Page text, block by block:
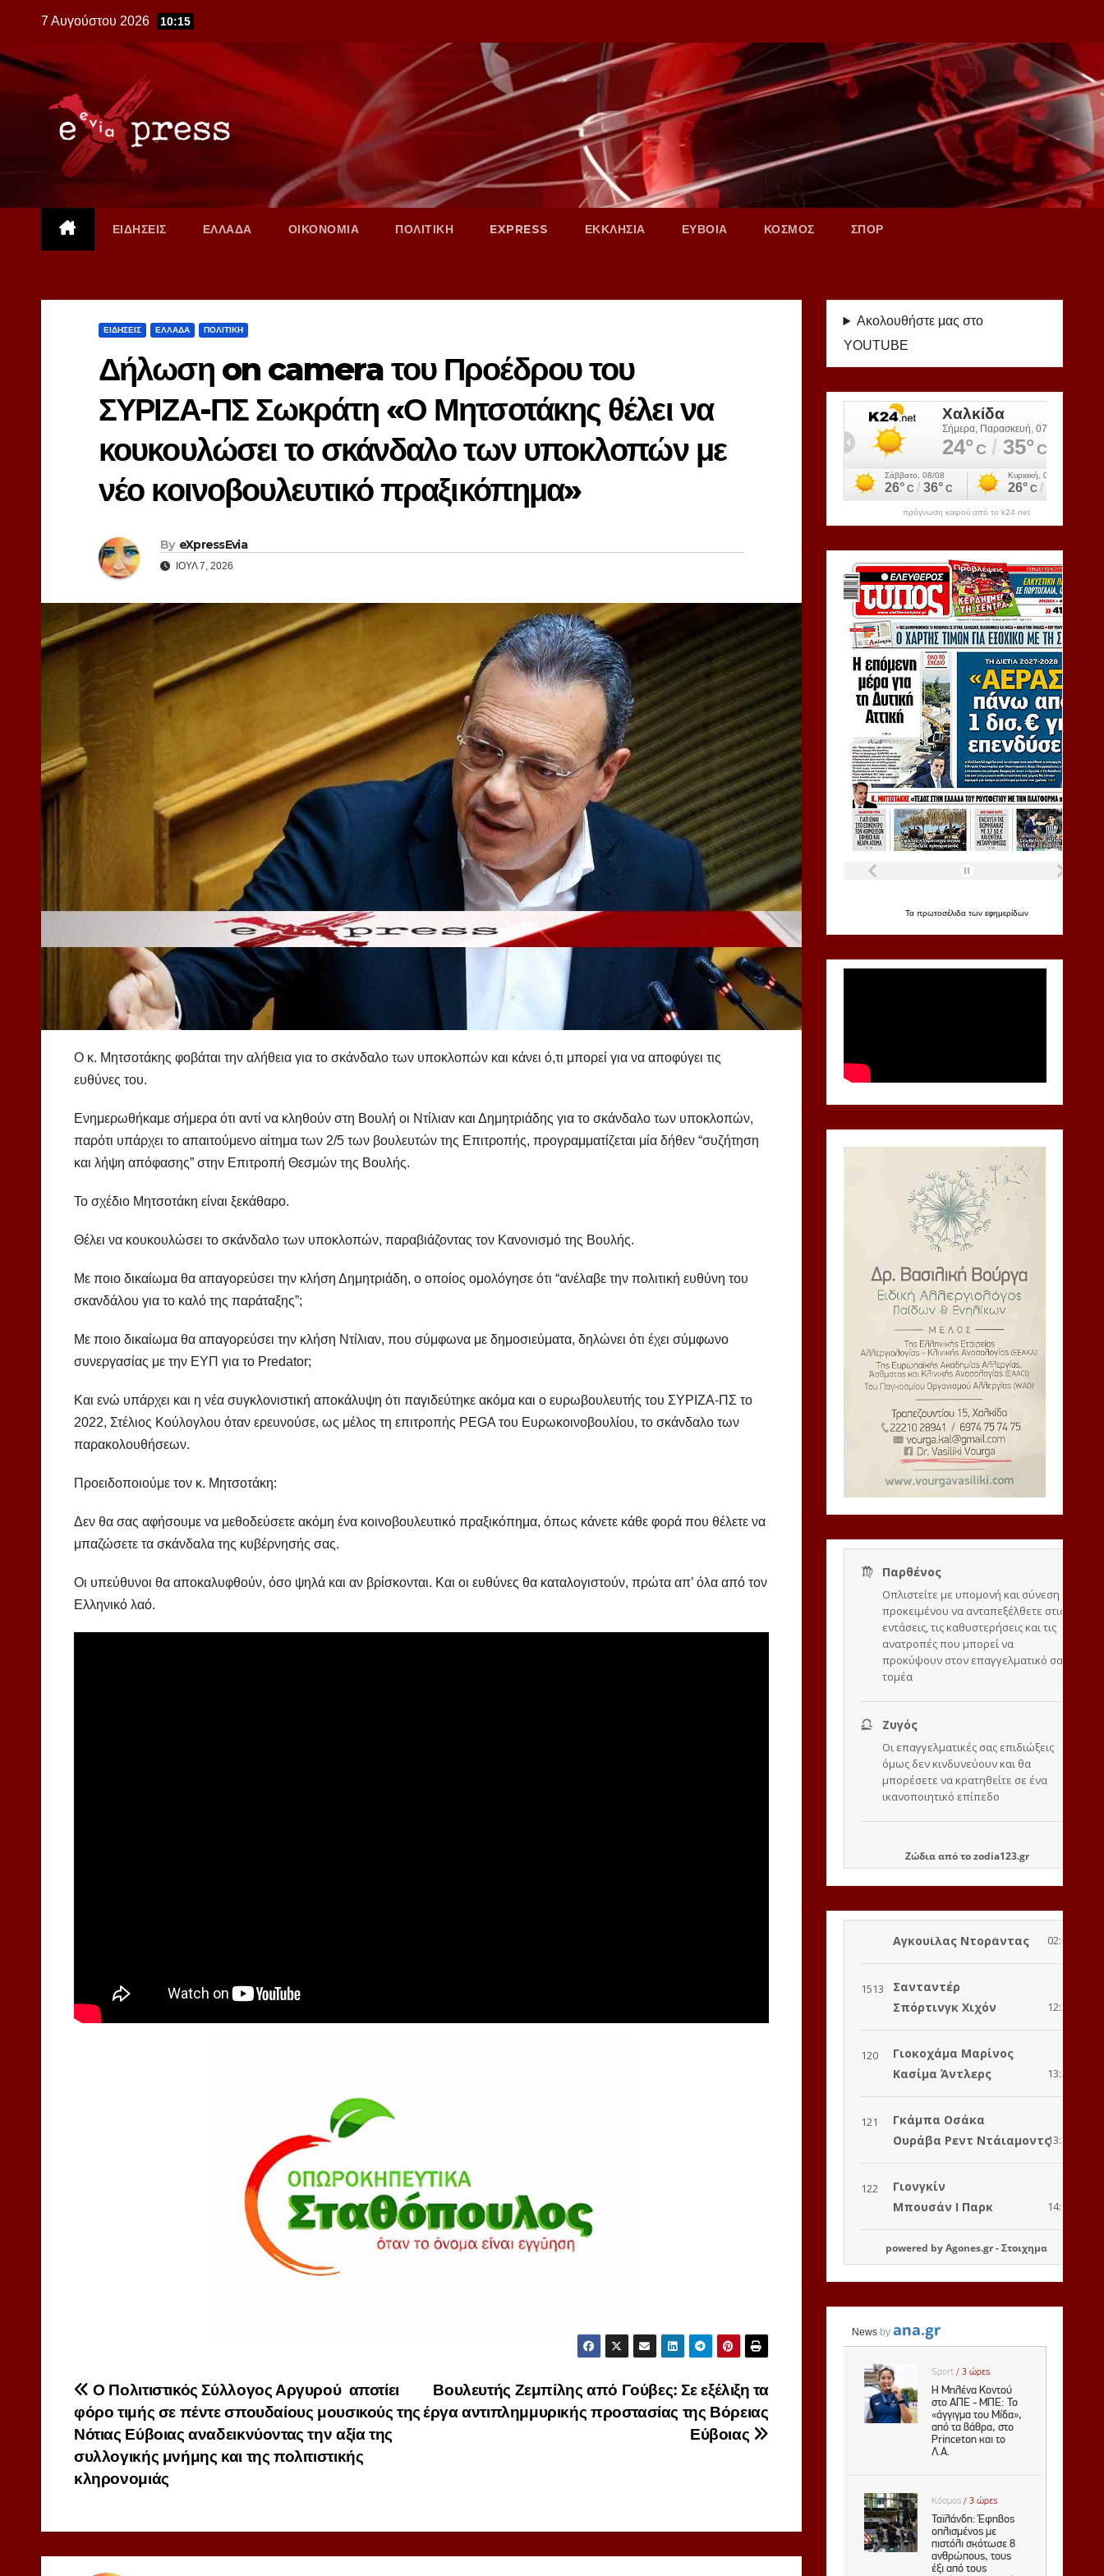
content
7 Αυγούστου 2026 10:15
ΕΙΔΗΣΕΙΣ ΕΛΛΑΔΑ ΟΙΚΟΝΟΜΙΑ ΠΟΛΙΤΙΚΗ EXPRESS ΕΚΚΛΗΣΙΑ ΕΥΒΟΙΑ ΚΟΣΜΟΣ ΣΠΟΡ
ΕΙΔΗΣΕΙΣ ΕΛΛΑΔΑ ΠΟΛΙΤΙΚΗ
Δήλωση on camera του Προέδρου του
ΣΥΡΙΖΑ-ΠΣ Σωκράτη «Ο Μητσοτάκης θέλει να
κουκουλώσει το σκάνδαλο των υποκλοπών με
νέο κοινοβουλευτικό πραξικόπημα»
By eXpressEvia
ΙΟΎΛ 7, 2026
Ο κ. Μητσοτάκης φοβάται την αλήθεια για το σκάνδαλο των υποκλοπών και κάνει ό,τι μπορεί για να αποφύγει τις
ευθύνες του.
Ενημερωθήκαμε σήμερα ότι αντί να κληθούν στη Βουλή οι Ντίλιαν και Δημητριάδης για το σκάνδαλο των υποκλοπών,
παρότι υπάρχει το απαιτούμενο αίτημα των 2/5 των βουλευτών της Επιτροπής, προγραμματίζεται μία δήθεν “συζήτηση
και λήψη απόφασης” στην Επιτροπή Θεσμών της Βουλής.
Το σχέδιο Μητσοτάκη είναι ξεκάθαρο.
Θέλει να κουκουλώσει το σκάνδαλο των υποκλοπών, παραβιάζοντας τον Κανονισμό της Βουλής.
Με ποιο δικαίωμα θα απαγορεύσει την κλήση Δημητριάδη, ο οποίος ομολόγησε ότι “ανέλαβε την πολιτική ευθύνη του
σκανδάλου για το καλό της παράταξης”;
Με ποιο δικαίωμα θα απαγορεύσει την κλήση Ντίλιαν, που σύμφωνα με δημοσιεύματα, δηλώνει ότι έχει σύμφωνο
συνεργασίας με την ΕΥΠ για το Predator;
Και ενώ υπάρχει και η νέα συγκλονιστική αποκάλυψη ότι παγιδεύτηκε ακόμα και ο ευρωβουλευτής του ΣΥΡΙΖΑ-ΠΣ το
2022, Στέλιος Κούλογλου όταν ερευνούσε, ως μέλος τη επιτροπής PEGA του Ευρωκοινοβουλίου, το σκάνδαλο των
παρακολουθήσεων.
Προειδοποιούμε τον κ. Μητσοτάκη:
Δεν θα σας αφήσουμε να μεθοδεύσετε ακόμη ένα κοινοβουλευτικό πραξικόπημα, όπως κάνετε κάθε φορά που θέλετε να
μπαζώσετε τα σκάνδαλα της κυβέρνησής σας.
Οι υπεύθυνοι θα αποκαλυφθούν, όσο ψηλά και αν βρίσκονται. Και οι ευθύνες θα καταλογιστούν, πρώτα απ’ όλα από τον
Ελληνικό λαό.
Πλοήγηση
άρθρων
Βουλευτής Ζεμπίλης από Γούβες: Σε εξέλιξη τα
έργα αντιπλημμυρικής προστασίας της Βόρειας
Εύβοιας
Ο Πολιτιστικός Σύλλογος Αργυρού αποτίει
φόρο τιμής σε πέντε σπουδαίους μουσικούς της
Νότιας Εύβοιας αναδεικνύοντας την αξία της
συλλογικής μνήμης και της πολιτιστικής
κληρονομιάς
Ακολουθήστε μας στο
YOUTUBE
πρόγνωση καιρού από το k24.net
Τα πρωτοσέλιδα των εφημερίδων
Ζώδιααπό τοzodia123.gr
powered byAgones.gr-Στοιχημα